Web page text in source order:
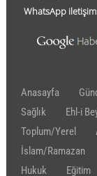
WhatsApp
Anasayfa
Sağlık
Ehl-i
Toplum/Yerel
İslam/Ramazan
Hukuk
Eğitim